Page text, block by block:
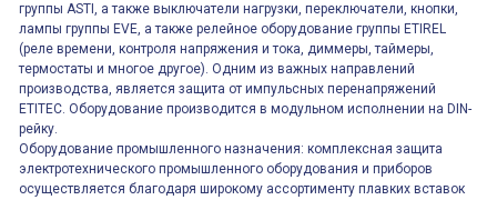
группы ASTI, а также выключатели нагрузки, переключатели, кнопки,
лампы группы EVE, а также релейное оборудование группы ETIREL
(реле времени, контроля напряжения и тока, диммеры, таймеры,
термостаты и многое другое). Одним из важных направлений
производства, является защита от импульсных перенапряжений
ETITEC. Оборудование производится в модульном исполнении на DIN-
рейку.
Оборудование промышленного назначения: комплексная защита
электротехнического промышленного оборудования и приборов
осуществляется благодаря широкому ассортименту плавких вставок